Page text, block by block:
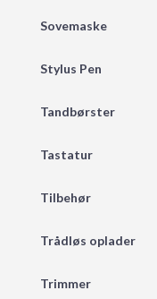
Sovemaske
Stylus Pen
Tandbørster
Tastatur
Tilbehør
Trådløs oplader
Trimmer